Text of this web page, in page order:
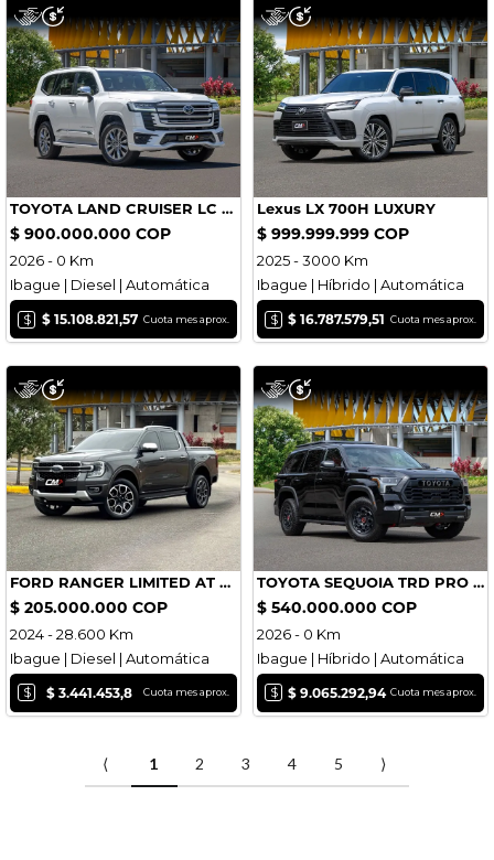
TOYOTA LAND CRUISER LC 300 VXR
$ 900.000.000 COP
2026 - 0 Km
Ibague | Diesel | Automática
$ $ 15.108.821,57 Cuota mes aprox.
Lexus LX 700H LUXURY
$ 999.999.999 COP
2025 - 3000 Km
Ibague | Híbrido | Automática
$ $ 16.787.579,51 Cuota mes aprox.
FORD RANGER LIMITED AT DIÉSEL
$ 205.000.000 COP
2024 - 28.600 Km
Ibague | Diesel | Automática
$ $ 3.441.453,8 Cuota mes aprox.
TOYOTA SEQUOIA TRD PRO PAQUETE PERFORMANCE
$ 540.000.000 COP
2026 - 0 Km
Ibague | Híbrido | Automática
$ $ 9.065.292,94 Cuota mes aprox.
⟨ 1 2 3 4 5 ⟩